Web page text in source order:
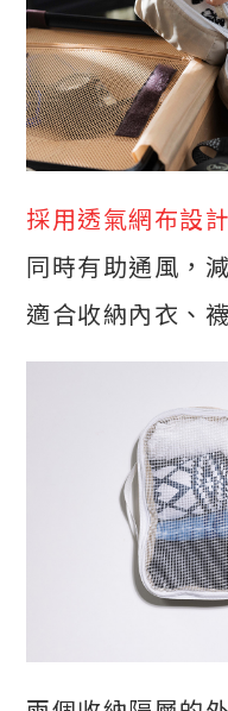
採用透氣網布設計
同時有助通風，
適合收納內衣、